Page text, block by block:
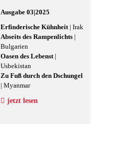
Ausgabe 03|2025
Erfinderische Kühnheit | Irak
Abseits des Rampenlichts |
Bulgarien
Oasen des Lebenst |
Usbekistan
Zu Fuß durch den Dschungel
| Myanmar
jetzt lesen